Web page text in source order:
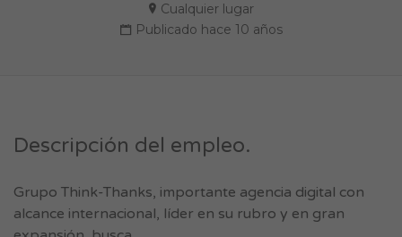
Cualquier lugar
Publicado hace 10 años
Descripción del empleo.
Grupo Think-Thanks, importante agencia digital con
alcance internacional, líder en su rubro y en gran